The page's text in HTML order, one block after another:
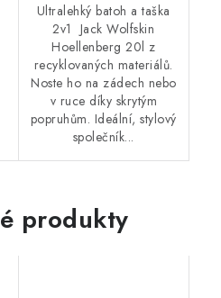
Ultralehký batoh a taška
2v1 Jack Wolfskin
Hoellenberg 20l z
recyklovaných materiálů.
Noste ho na zádech nebo
v ruce díky skrytým
popruhům. Ideální, stylový
společník...
produkty